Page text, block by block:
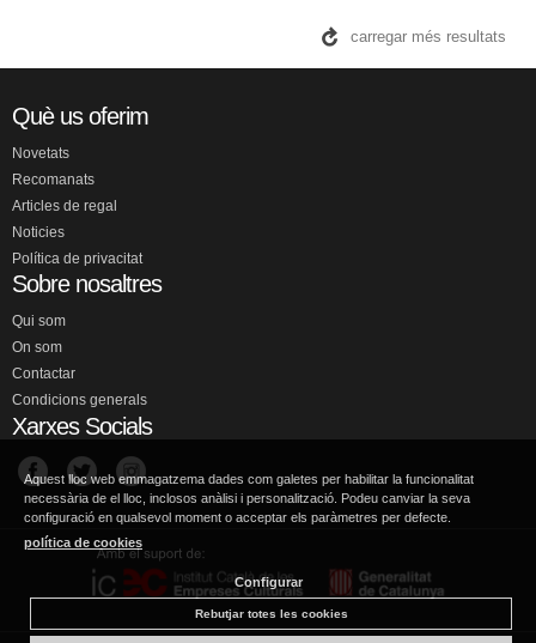
carregar més resultats
Què us oferim
Novetats
Recomanats
Articles de regal
Noticies
Política de privacitat
Sobre nosaltres
Qui som
On som
Contactar
Condicions generals
Xarxes Socials
Aquest lloc web emmagatzema dades com galetes per habilitar la funcionalitat
necessària de el lloc, inclosos anàlisi i personalització. Podeu canviar la seva
configuració en qualsevol moment o acceptar els paràmetres per defecte.
política de cookies
Configurar
Rebutjar totes les cookies